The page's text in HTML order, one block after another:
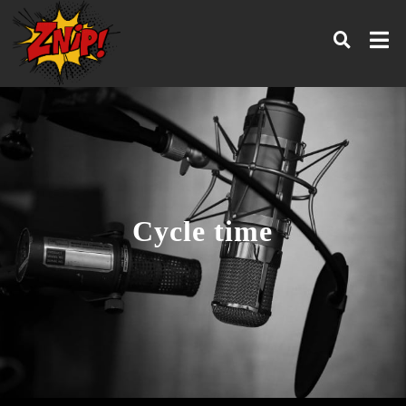
Cycle time